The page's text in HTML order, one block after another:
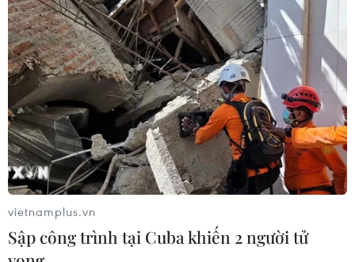
vietnamplus.vn
Sập công trình tại Cuba khiến 2 người tử